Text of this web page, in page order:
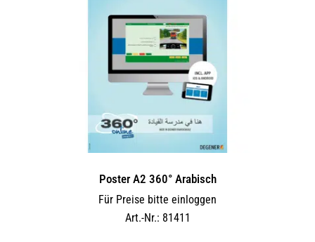
Poster A2 360° Arabisch
Für Preise bitte einloggen
Art.-Nr.: 81411